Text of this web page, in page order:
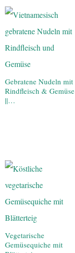
Gebratene Nudeln mit
Rindfleisch & Gemüse
||…
Vegetarische
Gemüsequiche mit